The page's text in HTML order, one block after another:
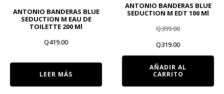
ANTONIO BANDERAS BLUE
SEDUCTION M EAU DE
TOILETTE 200 Ml
Q419.00
LEER MÁS
ANTONIO BANDERAS BLUE
SEDUCTION M EDT 100 Ml
Q399.00
El
original
Q319.00El
actual
AÑADIR AL
CARRITO